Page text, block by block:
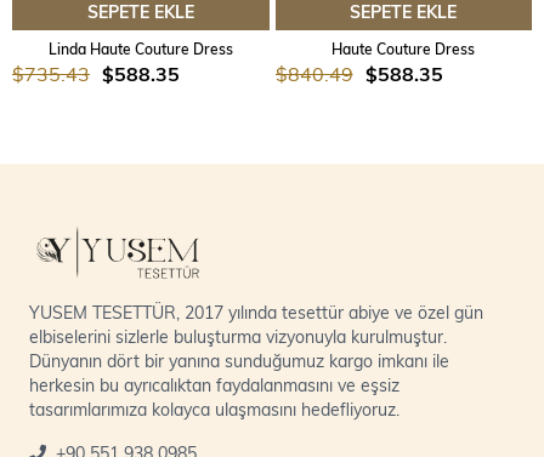
SEPETE EKLE
Linda Haute Couture Dress
$588.35
$735.43
SEPETE EKLE
Haute Couture Dress
$588.35
$840.49
YUSEM TESETTÜR, 2017 yılında tesettür abiye ve özel gün
elbiselerini sizlerle buluşturma vizyonuyla kurulmuştur.
Dünyanın dört bir yanına sunduğumuz kargo imkanı ile
herkesin bu ayrıcalıktan faydalanmasını ve eşsiz
tasarımlarımıza kolayca ulaşmasını hedefliyoruz.